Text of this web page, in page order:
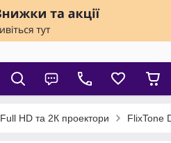
Full HD та 2К проектори FlixTone